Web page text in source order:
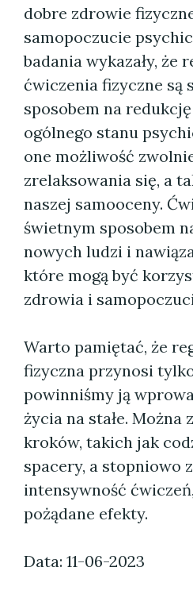
dobre zdrowie
samopoczucie
badania wykazały, że
ćwiczenia fizyczne są
sposobem na
ogólnego stanu
one możliwość
zrelaksowania się, a
naszej samooceny.
świetnym sposobem
nowych ludzi i
które mogą być
zdrowia i
Warto pamiętać, że
fizyczna przynosi
powinniśmy ją
życia na stałe. Można
kroków, takich jak
spacery, a stopniowo
intensywność
pożądane efekty.
Data: 11-06-2023